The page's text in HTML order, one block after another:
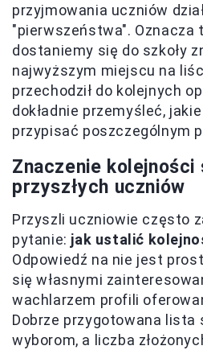
przyjmowania uczniów
"pierwszeństwa". Oznacza
dostaniemy się do szkoły
najwyższym miejscu na
przechodził do kolejnych
dokładnie przemyśleć,
przypisać poszczególnym
Znaczenie kolejności
przyszłych uczniów
Przyszli uczniowie często
pytanie: jak ustalić
Odpowiedź na nie jest
się własnymi
wachlarzem profili
Dobrze przygotowana lista
wyborom, a liczba